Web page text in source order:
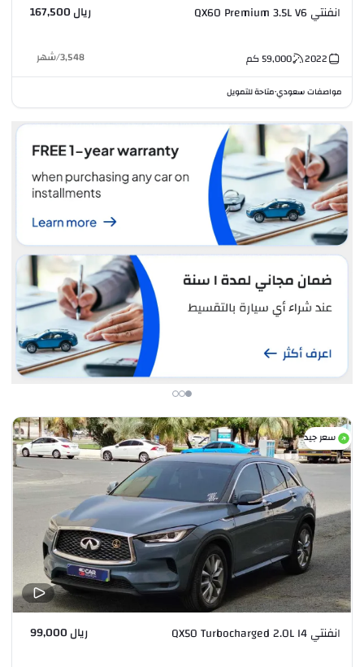
انفنتي QX60 Premium 3.5L V6 ريال 167,500
2022
59,000كم 3,548
/شهر
مواصفات سعودي•متاحة للتمويل
سعر جيد
انفنتي QX50 Turbocharged 2.0L I4 ريال 99,000